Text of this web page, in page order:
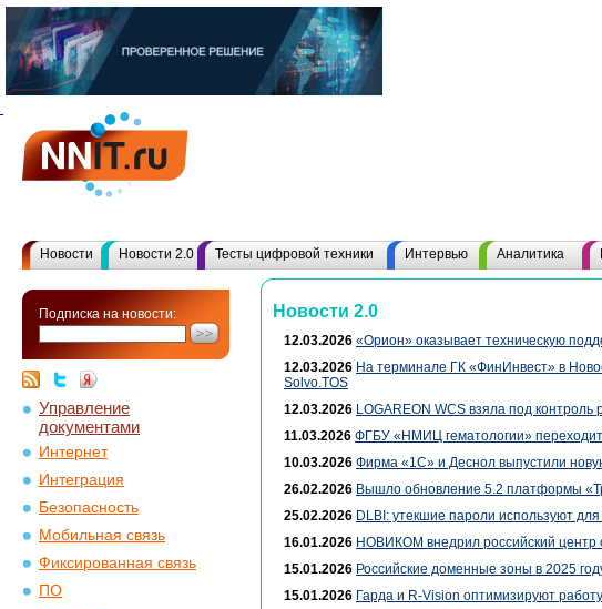
Новости Новости 2.0 Тесты цифровой техники Интервью Аналитика
Подписка на новости:
Управление
документами
Интернет
Интеграция
Безопасность
Мобильная связь
Фиксированная связь
ПО
Новости 2.0
12.03.2026 «Орион» оказывает техническую
12.03.2026 На терминале ГК «ФинИнвест» в
Solvo.TOS
12.03.2026 LOGAREON WCS взяла под
11.03.2026 ФГБУ «НМИЦ гематологии»
10.03.2026 Фирма «1С» и Деснол выпустили
26.02.2026 Вышло обновление 5.2 платформы
25.02.2026 DLBI: утекшие пароли используют
16.01.2026 НОВИКОМ внедрил российский центр
15.01.2026 Российские доменные зоны в 2025
15.01.2026 Гарда и R-Vision оптимизируют